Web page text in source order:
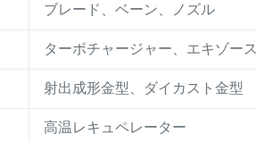
ブレード、ベーン、ノズル
ターボチャージャー、エキゾー
射出成形金型、ダイカスト金型
高温レキュペレーター